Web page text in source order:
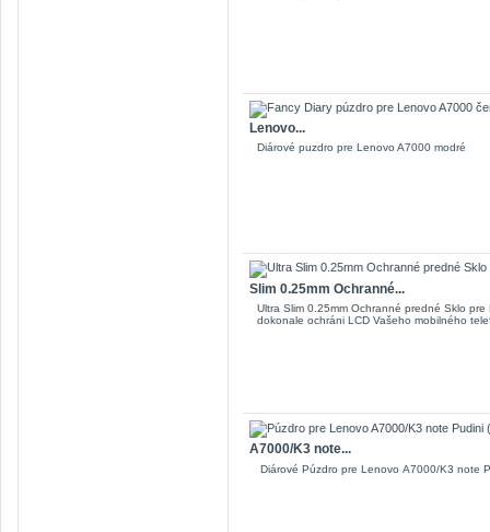
Lenovo...
Diárové puzdro pre Lenovo A7000 modré
Slim 0.25mm Ochranné...
Ultra Slim 0.25mm Ochranné predné Sklo
dokonale ochráni LCD Vašeho mobilného
A7000/K3 note...
Diárové Púzdro pre Lenovo A7000/K3 note